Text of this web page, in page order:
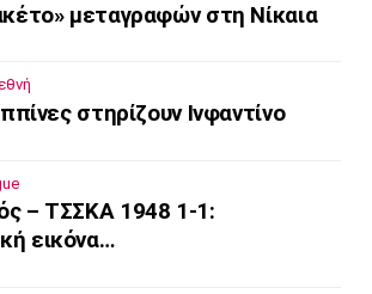
μεταγραφών στη Νίκαια
στηρίζουν Ινφαντίνο
– ΤΣΣΚΑ 1948 1-1:
εικόνα…